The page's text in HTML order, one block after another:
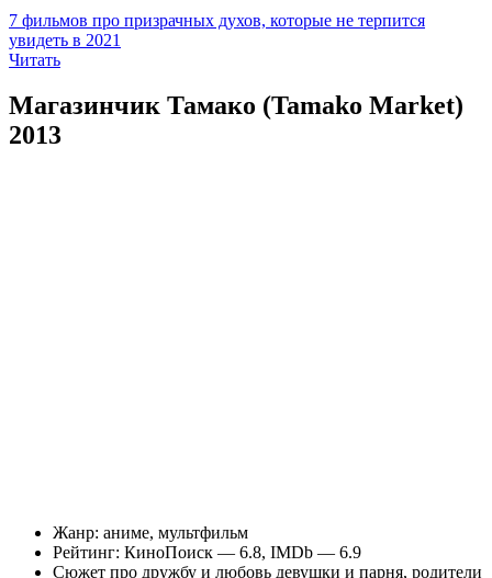
7 фильмов про призрачных духов, которые не терпится
увидеть в 2021
Читать
Магазинчик Тамако (Tamako Market)
2013
Жанр: аниме, мультфильм
Рейтинг: КиноПоиск — 6.8, IMDb — 6.9
Сюжет про дружбу и любовь девушки и парня, родители